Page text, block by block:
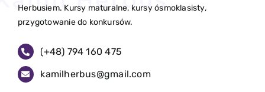
Herbusiem. Kursy maturalne, kursy ósmoklasisty,
przygotowanie do konkursów.
(+48) 794 160 475
kamilherbus@gmail.com